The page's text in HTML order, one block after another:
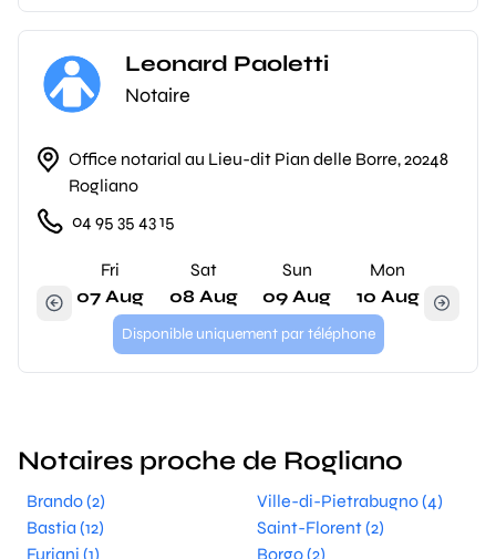
Leonard Paoletti
Notaire
Office notarial au Lieu-dit Pian delle Borre, 20248
Rogliano
04 95 35 43 15
Fri
07 Aug
Sat
08 Aug
Sun
09 Aug
Mon
10 Aug
Disponible uniquement par téléphone
Notaires proche de Rogliano
Brando (2)
Ville-di-Pietrabugno (4)
Bastia (12)
Saint-Florent (2)
Furiani (1)
Borgo (2)